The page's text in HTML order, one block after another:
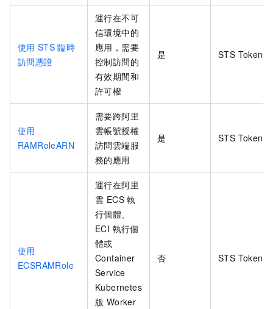
使用 STS 臨時
訪問憑證
運行在不可
信環境中的
應用，需要
控制訪問的
有效期間和
許可權
是 STS Token
使用
RAMRoleARN
需要跨阿里
雲帳號授權
訪問雲端服
務的應用
是 STS Token
使用
ECSRAMRole
運行在阿里
雲 ECS 執
行個體、
ECI 執行個
體或
Container
Service
Kubernetes
版 Worker
否 STS Token